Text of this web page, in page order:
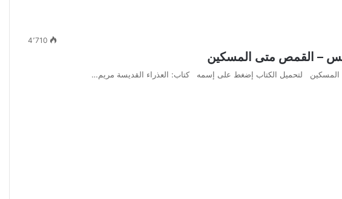
4٬710
– القمص متى المسكين
المسكين لتحميل الكتاب إضغط على إسمه كتاب: العذراء القديسة مريم…